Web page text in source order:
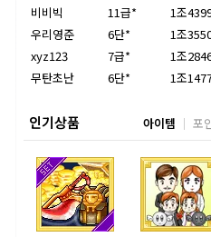
비비빅
11급*
1조
우리영준
6단*
1조
xyz123
7급*
1조
무탄초난
6단* 1조
인기상품 아이템 포